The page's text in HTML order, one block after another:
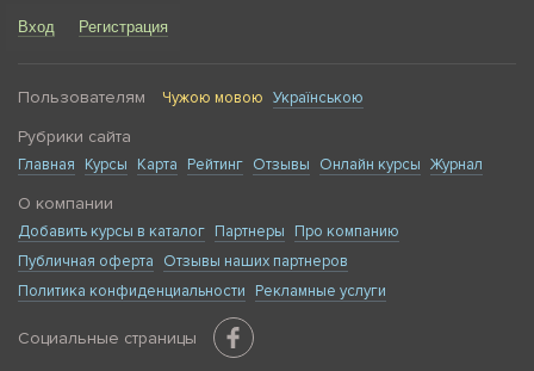
Вход Регистрация
Пользователям Чужою мовою Українською
Рубрики сайта
Главная Курсы Карта Рейтинг Отзывы Онлайн курсы Журнал
О компании
Добавить курсы в каталог Партнеры
Про компанию
Публичная оферта
Отзывы наших партнеров
Политика конфиденциальности
Рекламные услуги
Социальные страницы